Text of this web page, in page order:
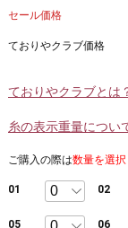
セール価格
ておりやクラブ価格
ておりやクラブとは
糸の表示重量につい
ご購入の際は数量を選択
01 02
05 06